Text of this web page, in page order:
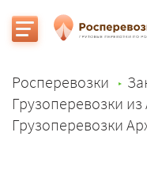
Росперевозки
Грузоперевозки из
Грузоперевозки